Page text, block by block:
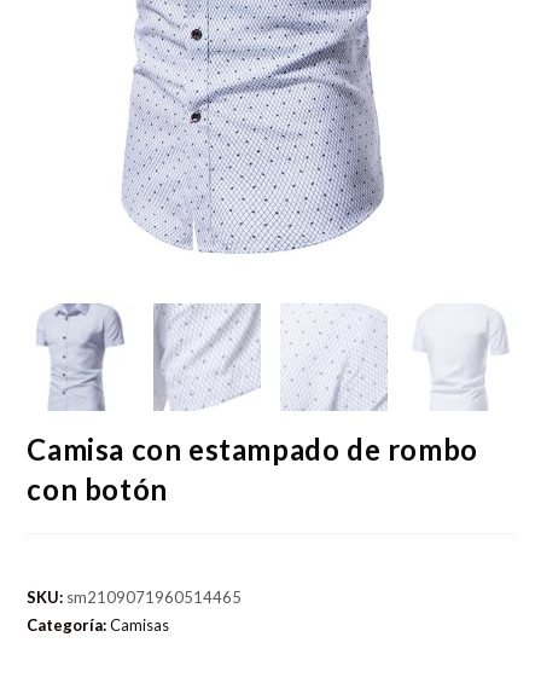
Camisa con estampado de rombo
con botón
SKU: sm2109071960514465
Categoría:Camisas